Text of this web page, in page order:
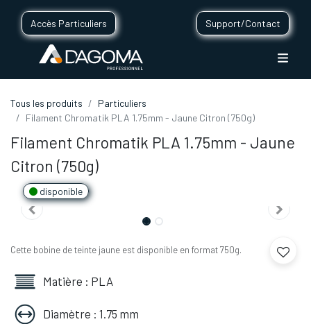
Accès Particuliers Support/Contact
Tous les produits
Particuliers
Filament Chromatik PLA 1.75mm - Jaune Citron (750g)
Filament Chromatik PLA 1.75mm - Jaune
Citron (750g)
disponible
Cette bobine de teinte jaune est disponible en format 750g.
Matière : PLA
Diamètre : 1.75 mm